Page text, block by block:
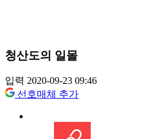
청산도의 일몰
입력 2020-09-23 09:46
선호매체 추가